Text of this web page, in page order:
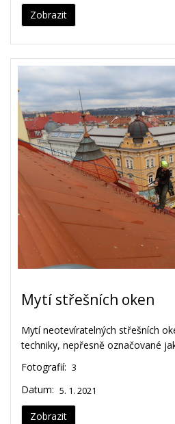
Zobrazit
Mytí střešních oken
Mytí neotevíratelných střešních
techniky, nepřesně označované
Fotografií: 3
Datum: 5. 1. 2021
Zobrazit